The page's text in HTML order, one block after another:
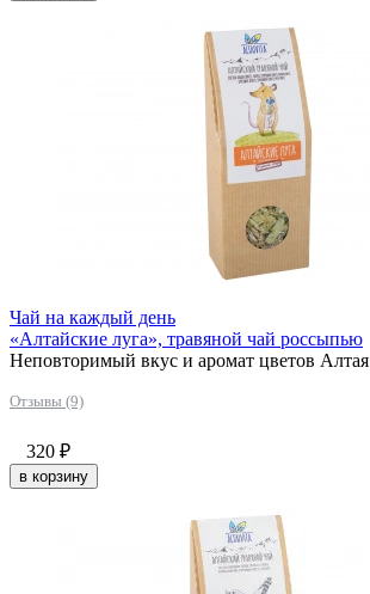
Чай на каждый день
«Алтайские луга», травяной чай россыпью
Неповторимый вкус и аромат цветов Алтая
Отзывы (9)
320 ₽
в корзину